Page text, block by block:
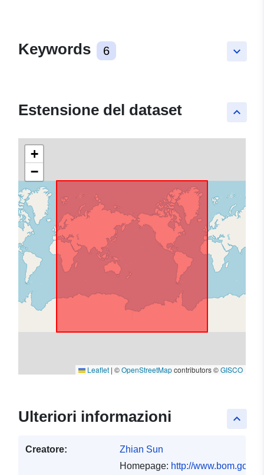
keyboard_arrow_down
Keywords 6
keyboard_arrow_up
Estensione del dataset
+
−
Leaflet | ©OpenStreetMapcontributors ©GISCO
keyboard_arrow_up
Ulteriori informazioni
Creatore:
Zhian Sun
Homepage: http://